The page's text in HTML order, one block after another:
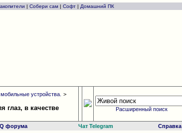
| Собери сам | Софт | Домашний ПК
устройства.
>
глаз, в качестве
Расширенный поиск
форума Чат Telegram Справка